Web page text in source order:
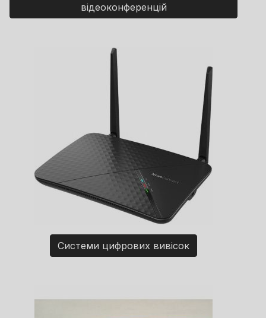
відеоконференцій
Системи цифрових вивісок